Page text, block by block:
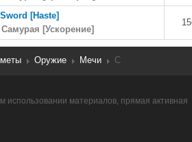
[Haste]
[Ускорение]
Оружие Мечи C
использовании материалов, прямая активная